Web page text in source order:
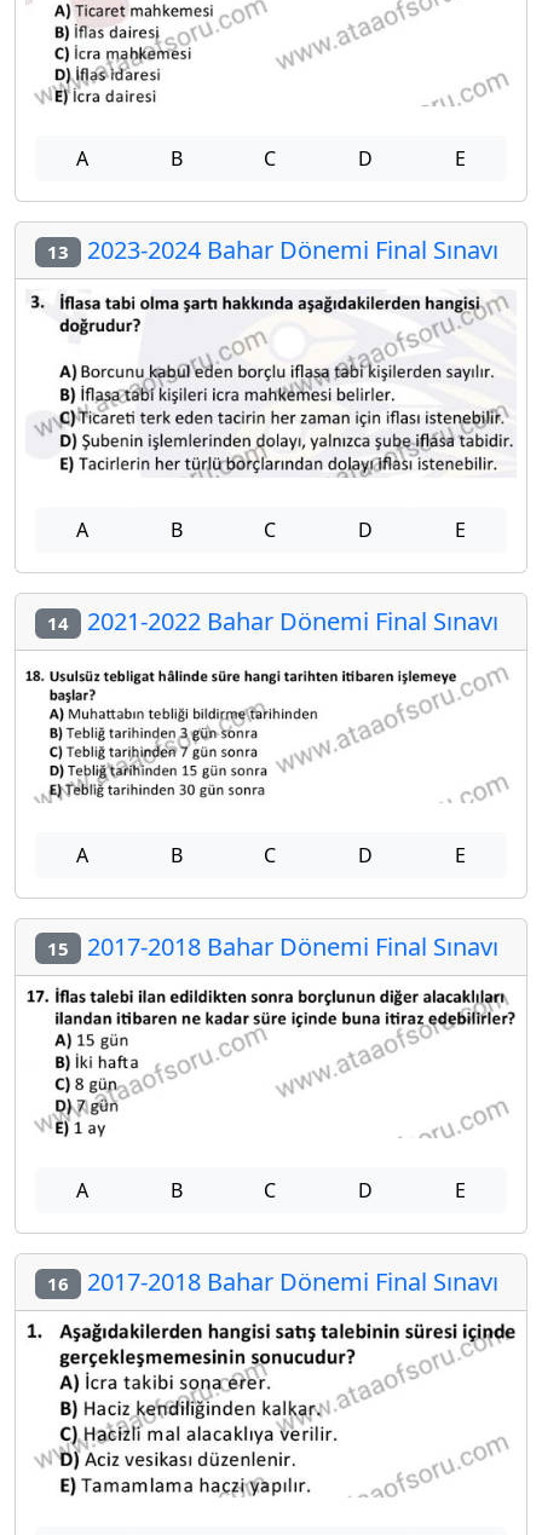
A B C D E
13 2023-2024 Bahar Dönemi Final Sınavı
A B C D E
14 2021-2022 Bahar Dönemi Final Sınavı
A B C D E
15 2017-2018 Bahar Dönemi Final Sınavı
A B C D E
16 2017-2018 Bahar Dönemi Final Sınavı